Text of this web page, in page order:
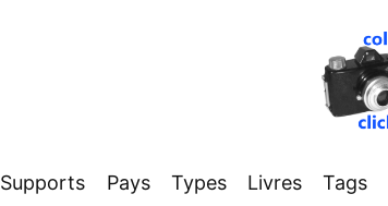
Supports Pays Types Livres Tags